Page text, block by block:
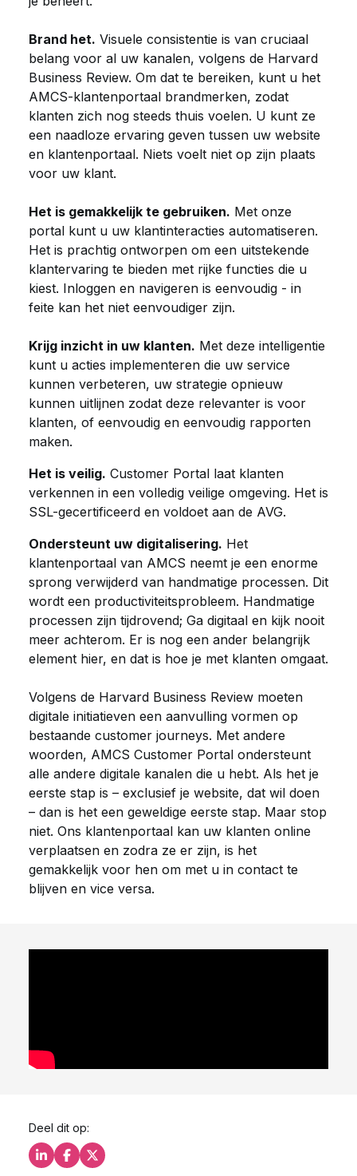
Brand het. Visuele consistentie is van cruciaal
belang voor al uw kanalen, volgens de Harvard
Business Review. Om dat te bereiken, kunt u het
AMCS-klantenportaal brandmerken, zodat
klanten zich nog steeds thuis voelen. U kunt ze
een naadloze ervaring geven tussen uw website
en klantenportaal. Niets voelt niet op zijn plaats
voor uw klant.
Het is gemakkelijk te gebruiken. Met onze
portal kunt u uw klantinteracties automatiseren.
Het is prachtig ontworpen om een uitstekende
klantervaring te bieden met rijke functies die u
kiest. Inloggen en navigeren is eenvoudig - in
feite kan het niet eenvoudiger zijn.
Krijg inzicht in uw klanten. Met deze intelligentie
kunt u acties implementeren die uw service
kunnen verbeteren, uw strategie opnieuw
kunnen uitlijnen zodat deze relevanter is voor
klanten, of eenvoudig en eenvoudig rapporten
maken.
Het is veilig. Customer Portal laat klanten
verkennen in een volledig veilige omgeving. Het is
SSL-gecertificeerd en voldoet aan de AVG.
Ondersteunt uw digitalisering. Het
klantenportaal van AMCS neemt je een enorme
sprong verwijderd van handmatige processen. Dit
wordt een productiviteitsprobleem. Handmatige
processen zijn tijdrovend; Ga digitaal en kijk nooit
meer achterom. Er is nog een ander belangrijk
element hier, en dat is hoe je met klanten omgaat.
Volgens de Harvard Business Review moeten
digitale initiatieven een aanvulling vormen op
bestaande customer journeys. Met andere
woorden, AMCS Customer Portal ondersteunt
alle andere digitale kanalen die u hebt. Als het je
eerste stap is – exclusief je website, dat wil doen
– dan is het een geweldige eerste stap. Maar stop
niet. Ons klantenportaal kan uw klanten online
verplaatsen en zodra ze er zijn, is het
gemakkelijk voor hen om met u in contact te
blijven en vice versa.
Deel dit op:
Deel dit op LinkedIn
Deel dit op Facebook
Deel dit op X